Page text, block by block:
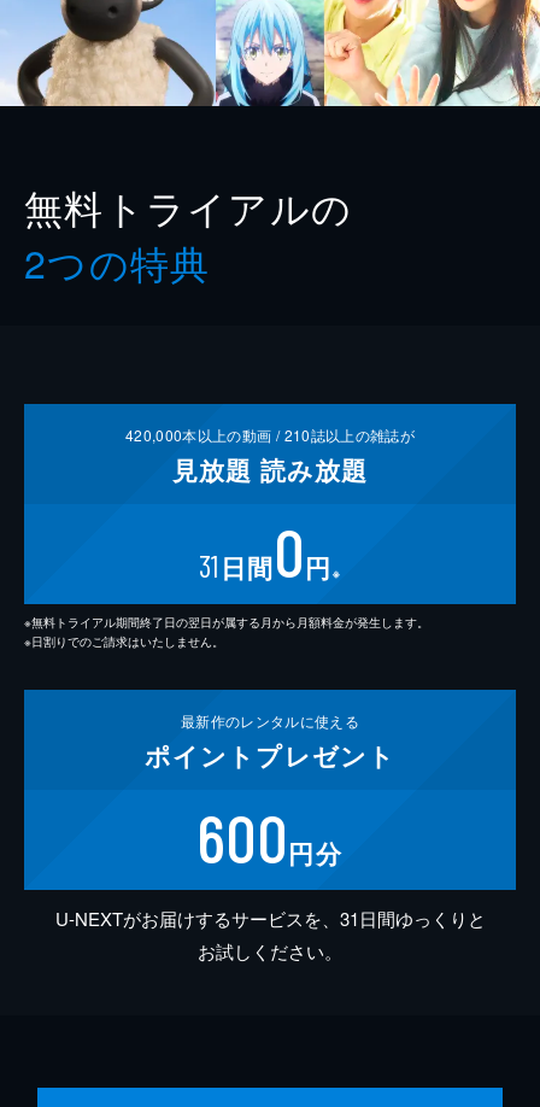
無料トライアルの
2つの特典
420,000本以上の動画 /210誌以上の雑誌が
見放題 読み放題
31 日間0円 ※
※無料トライアル期間終了日の翌日が属する月から月額料金が発生します。
※日割りでのご請求はいたしません。
最新作のレンタルに使える
ポイント プレゼント
600円分
U-NEXTがお届けするサービスを、31日間ゆっくりと
お試しください。